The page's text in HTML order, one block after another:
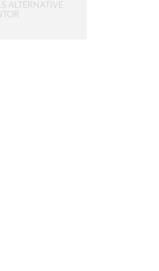
ALTERNATIVE